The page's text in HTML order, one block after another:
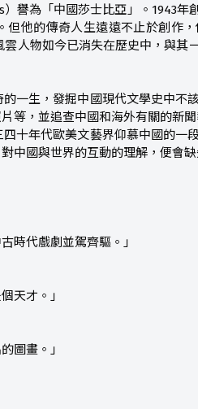
譽為「中國莎士比亞」。1943
他的傳奇人生遠遠不止於創作
人物如今已消失在歷史中，與其
一生，發掘中國現代文學史中不
等，並追查中國和海外有關的新
十年代歐美文藝界仰慕中國的一
中國與世界的互動的理解，便會缺
時代戲劇並駕齊驅。」
天才。」
圖畫。」